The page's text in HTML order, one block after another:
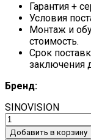
Гарантия +
Условия
Монтаж и
стоимость.
Срок
заключения
Бренд:
SINOVISION
Добавить в корзину